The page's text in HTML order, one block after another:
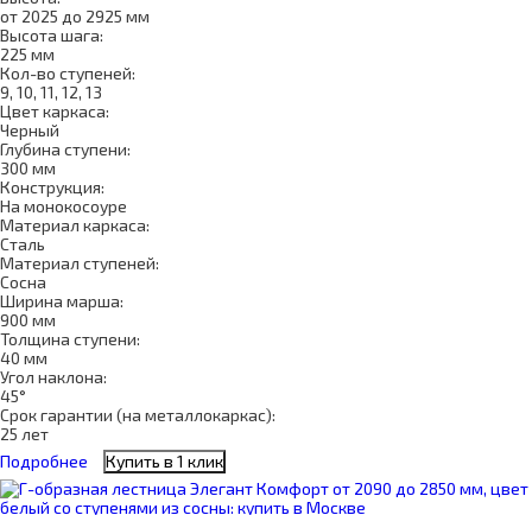
от 2025 до 2925 мм
Высота шага:
225 мм
Кол-во ступеней:
9, 10, 11, 12, 13
Цвет каркаса:
Черный
Глубина ступени:
300 мм
Конструкция:
На монокосоуре
Материал каркаса:
Сталь
Материал ступеней:
Сосна
Ширина марша:
900 мм
Толщина ступени:
40 мм
Угол наклона:
45°
Срок гарантии (на металлокаркас):
25 лет
Подробнее
Купить в 1 клик